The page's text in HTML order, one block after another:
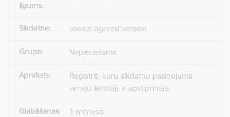
cookie-agreed-version
Nepieciešams
Reģistrē, kuru sīkdatņu paziņojuma
versiju lietotājs ir apstiprinājis.
1 mēnesis